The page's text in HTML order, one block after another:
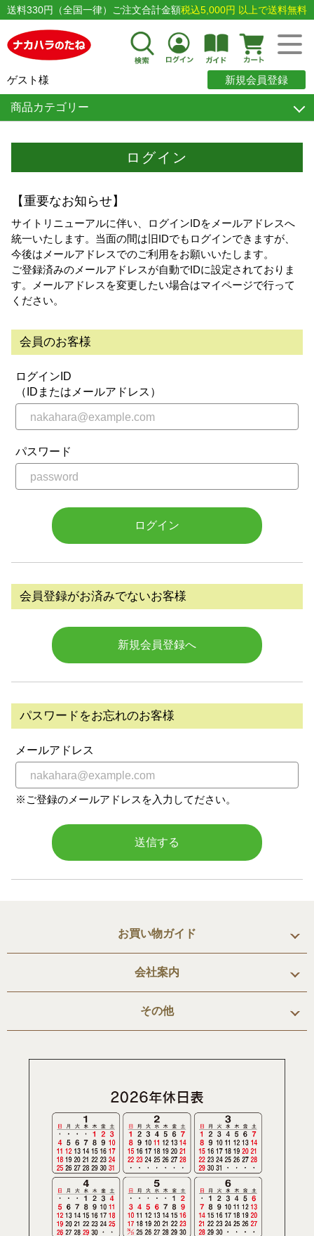
送料330円（全国一律）ご注文合計金額税込5,000円 以上で送料無料
ゲスト様 新規会員登録
商品カテゴリー
ログイン
【重要なお知らせ】
サイトリニューアルに伴い、ログインIDをメールアドレスへ
統一いたします。当面の間は旧IDでもログインできますが、
今後はメールアドレスでのご利用をお願いいたします。
ご登録済みのメールアドレスが自動でIDに設定されておりま
す。メールアドレスを変更したい場合はマイページで行って
ください。
会員のお客様
ログインID
（IDまたはメールアドレス）
パスワード
ログイン
会員登録がお済みでないお客様
新規会員登録へ
パスワードをお忘れのお客様
メールアドレス
※ご登録のメールアドレスを入力してださい。
送信する
お買い物ガイド
会社案内
その他